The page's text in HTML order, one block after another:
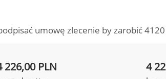
umowę zlecenie by zarobić
226,00 PLN 4